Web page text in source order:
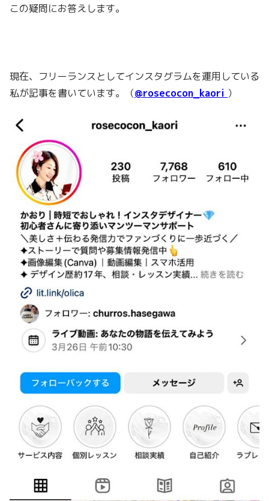
この疑問にお答えします。
現在、フリーランスとしてインスタグラムを運用している
私が記事を書いています。（@rosecocon_kaori ）